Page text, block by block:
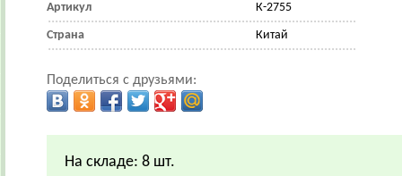
Артикул К-2755
Страна Китай
Поделиться с друзьями:
На складе: 8 шт.